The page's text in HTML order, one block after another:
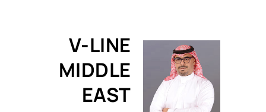
V-LINE
MIDDLE
EAST